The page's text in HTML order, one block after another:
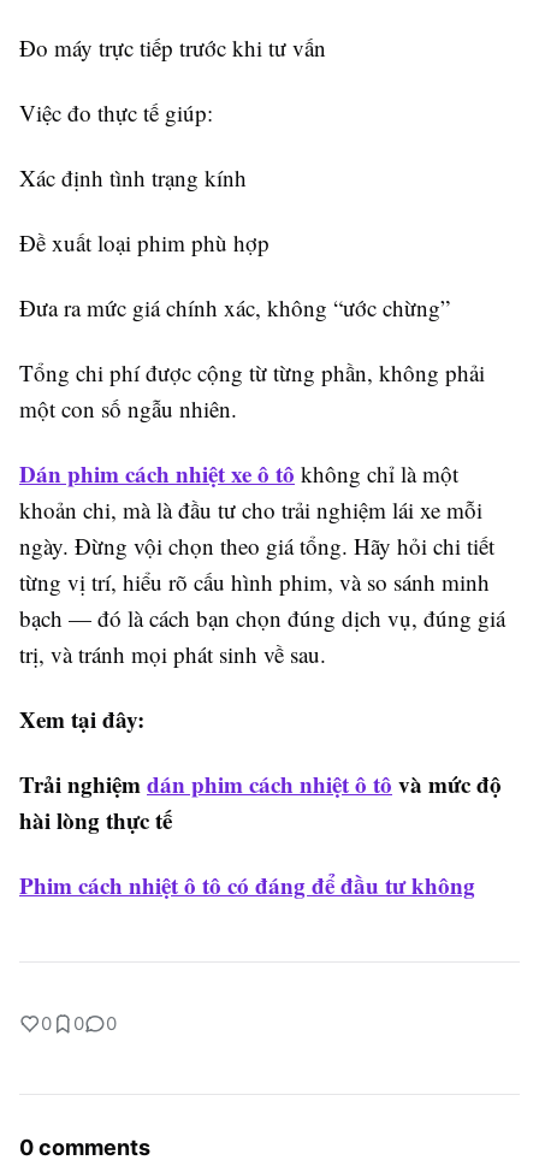
Đo máy trực tiếp trước khi tư vấn
Việc đo thực tế giúp:
Xác định tình trạng kính
Đề xuất loại phim phù hợp
Đưa ra mức giá chính xác, không “ước chừng”
Tổng chi phí được cộng từ từng phần, không phải
một con số ngẫu nhiên.
Dán phim cách nhiệt xe ô tô không chỉ là một
khoản chi, mà là đầu tư cho trải nghiệm lái xe mỗi
ngày. Đừng vội chọn theo giá tổng. Hãy hỏi chi tiết
từng vị trí, hiểu rõ cấu hình phim, và so sánh minh
bạch — đó là cách bạn chọn đúng dịch vụ, đúng giá
trị, và tránh mọi phát sinh về sau.
Xem tại đây:
Trải nghiệmdán phim cách nhiệt ô tô và mức độ
hài lòng thực tế
Phim cách nhiệt ô tô có đáng để đầu tư không
0 0 0
0 comments